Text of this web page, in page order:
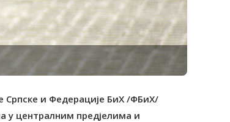
и Федерације БиХ /ФБиХ/
у централним предјелима и